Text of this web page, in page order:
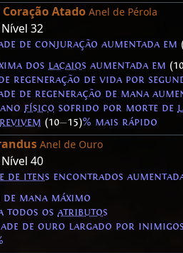
Coração Atado Anel de Pérola
Nível 32
de conjuração aumentada em
dos lacaios aumentada em
regeneração de vida por
de regeneração de mana
físico sofrido por morte de
revivem (10—15)% mais rápido
Anel de Ouro
Nível 40
de itens encontrados
de mana máximo
todos os atributos
de ouro largado por